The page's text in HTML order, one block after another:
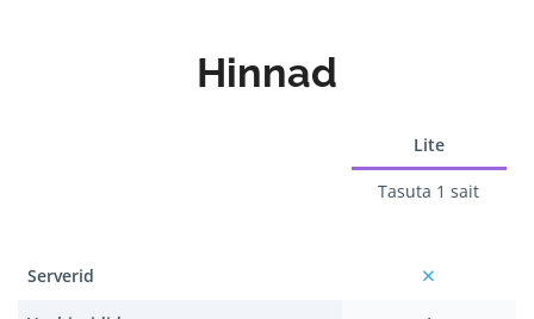
Hinnad
Serverid
Lite
Tasuta 1 sait